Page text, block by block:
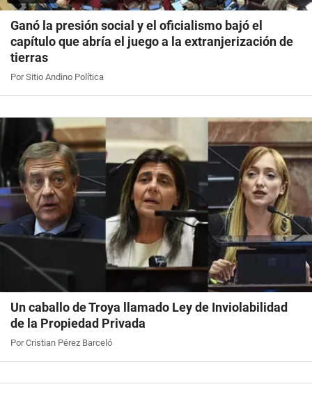
Ganó la presión social y el oficialismo bajó el
capítulo que abría el juego a la extranjerización de
tierras
Por Sitio Andino Política
Un caballo de Troya llamado Ley de Inviolabilidad
de la Propiedad Privada
Por Cristian Pérez Barceló